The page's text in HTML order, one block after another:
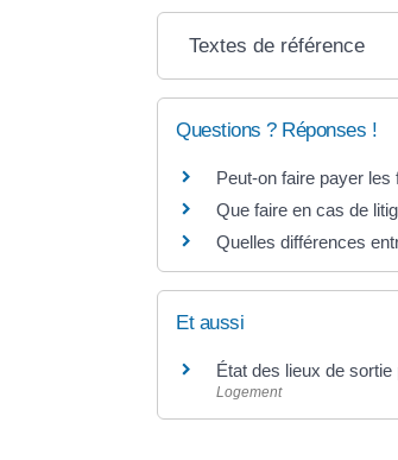
Textes de référence
Questions ? Réponses !
Peut-on faire payer
Que faire en cas de
Quelles différences
Et aussi
État des lieux de
Logement